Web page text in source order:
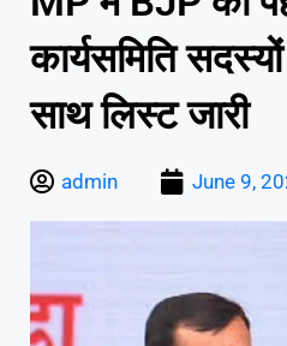
कार्यसमिति
साथ लिस्ट जारी
admin June 9,